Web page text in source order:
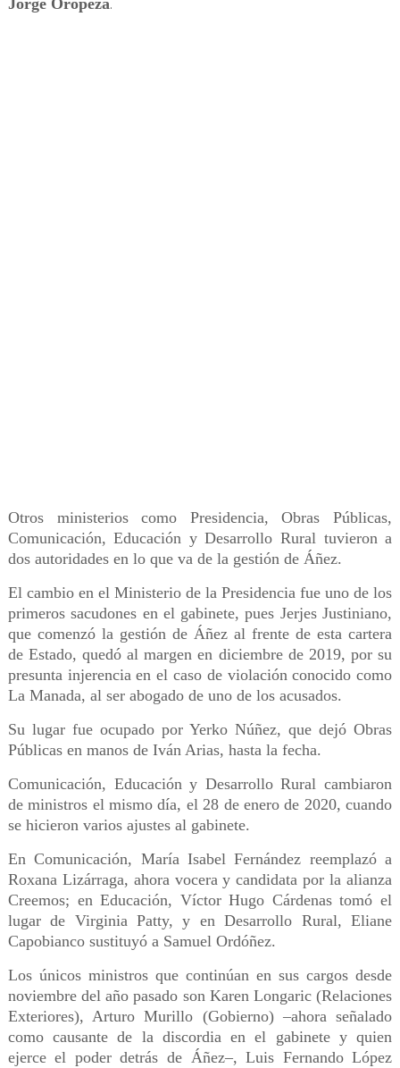
Jorge Oropeza.
Otros ministerios como Presidencia, Obras Públicas,
Comunicación, Educación y Desarrollo Rural tuvieron a
dos autoridades en lo que va de la gestión de Áñez.
El cambio en el Ministerio de la Presidencia fue uno de los
primeros sacudones en el gabinete, pues Jerjes Justiniano,
que comenzó la gestión de Áñez al frente de esta cartera
de Estado, quedó al margen en diciembre de 2019, por su
presunta injerencia en el caso de violación conocido como
La Manada, al ser abogado de uno de los acusados.
Su lugar fue ocupado por Yerko Núñez, que dejó Obras
Públicas en manos de Iván Arias, hasta la fecha.
Comunicación, Educación y Desarrollo Rural cambiaron
de ministros el mismo día, el 28 de enero de 2020, cuando
se hicieron varios ajustes al gabinete.
En Comunicación, María Isabel Fernández reemplazó a
Roxana Lizárraga, ahora vocera y candidata por la alianza
Creemos; en Educación, Víctor Hugo Cárdenas tomó el
lugar de Virginia Patty, y en Desarrollo Rural, Eliane
Capobianco sustituyó a Samuel Ordóñez.
Los únicos ministros que continúan en sus cargos desde
noviembre del año pasado son Karen Longaric (Relaciones
Exteriores), Arturo Murillo (Gobierno) –ahora señalado
como causante de la discordia en el gabinete y quien
ejerce el poder detrás de Áñez–, Luis Fernando López